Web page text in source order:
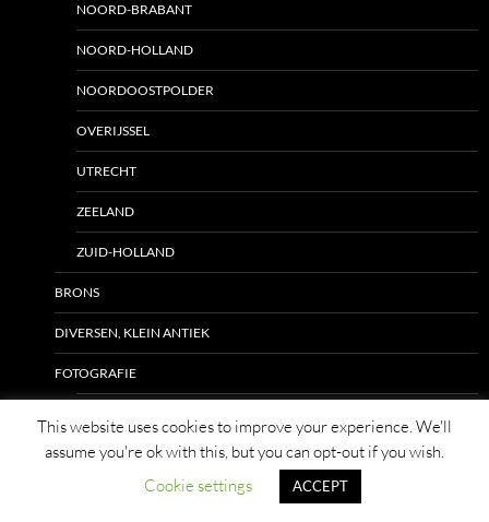
NOORD-BRABANT
NOORD-HOLLAND
NOORDOOSTPOLDER
OVERIJSSEL
UTRECHT
ZEELAND
ZUID-HOLLAND
BRONS
DIVERSEN, KLEIN ANTIEK
FOTOGRAFIE
FOTO’S & STEREOFOTO’S
DUITSLAND
This website uses cookies to improve your experience. We'll
assume you're ok with this, but you can opt-out if you wish.
Cookie settings
ACCEPT